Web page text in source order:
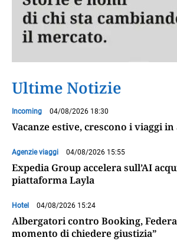
Ultime Notizie
Incoming 04/08/2026 18:30
Vacanze estive, crescono i viaggi
Agenzie viaggi 04/08/2026 15:55
Expedia Group accelera sull’AI
piattaforma Layla
Hotel 04/08/2026 15:24
Albergatori contro Booking,
momento di chiedere giustizia”